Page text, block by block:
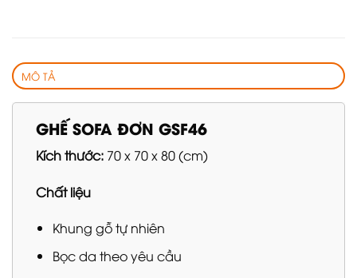
MÔ TẢ
GHẾ SOFA ĐƠN GSF46
Kích thước: 70 x 70 x 80 (cm)
Chất liệu
Khung gỗ tự nhiên
Bọc da theo yêu cầu